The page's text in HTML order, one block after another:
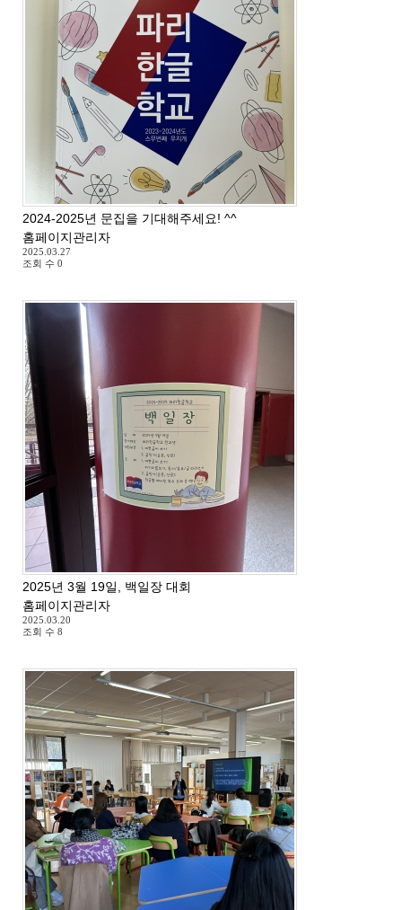
2024-2025년 문집을 기대해주세요! ^^
홈페이지관리자
2025.03.27
조회 수 0
2025년 3월 19일, 백일장 대회
홈페이지관리자
2025.03.20
조회 수 8